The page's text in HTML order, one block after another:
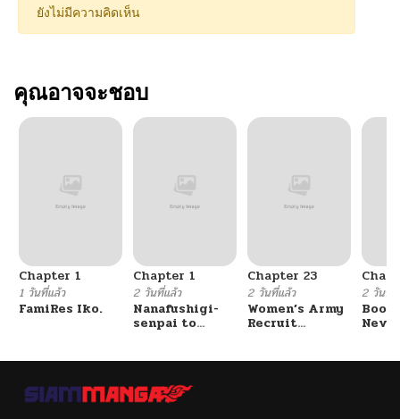
ยังไม่มีความคิดเห็น
คุณอาจจะชอบ
Chapter 1
1 วันที่แล้ว
FamiRes Iko.
Chapter 1
2 วันที่แล้ว
Nanafushigi-
senpai to
Chapter 23
2 วันที่แล้ว
Women’s Army
Recruit
2 วันที่แ